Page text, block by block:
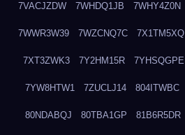
7VACJZDW 7WHDQ1JB 7WHY4Z0N
7WWR3W39 7WZCNQ7C 7X1TM5XQ
7XT3ZWK3 7Y2HM15R 7YHSQGPE
7YW8HTW1 7ZUCLJ14 804ITWBC
80NDABQJ 80TBA1GP 81B6R5DR